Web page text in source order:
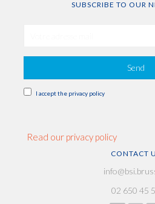
SUBSCRIBE TO OUR
Send
I accept the privacy policy
Read our privacy policy
CONTACT
02 650 45